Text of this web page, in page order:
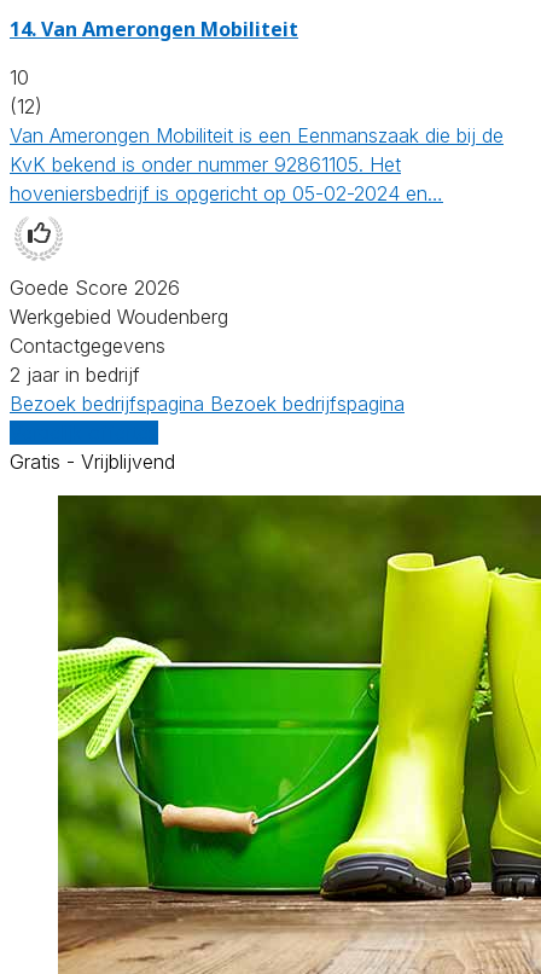
14.Van Amerongen Mobiliteit
10
(12)
Van Amerongen Mobiliteit is een Eenmanszaak die bij de
KvK bekend is onder nummer 92861105. Het
hoveniersbedrijf is opgericht op 05-02-2024 en…
Goede Score 2026
Werkgebied Woudenberg
Contactgegevens
2 jaar in bedrijf
Bezoek bedrijfspagina Bezoek bedrijfspagina
Gratis - Vrijblijvend